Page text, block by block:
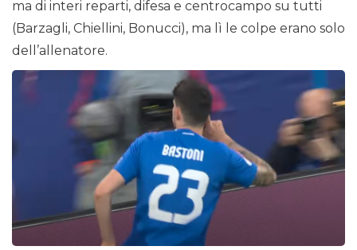
ma di interi reparti, difesa e centrocampo su tutti
(Barzagli, Chiellini, Bonucci), ma lì le colpe erano solo
dell’allenatore.